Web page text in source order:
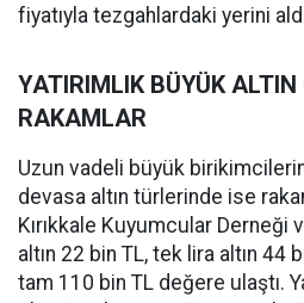
fiyatıyla tezgahlardaki yerini
YATIRIMLIK BÜYÜK
RAKAMLAR
Uzun vadeli büyük
devasa altın türlerinde ise
Kırıkkale Kuyumcular Derneği
altın 22 bin TL, tek lira altın 44
tam 110 bin TL değere ulaştı.